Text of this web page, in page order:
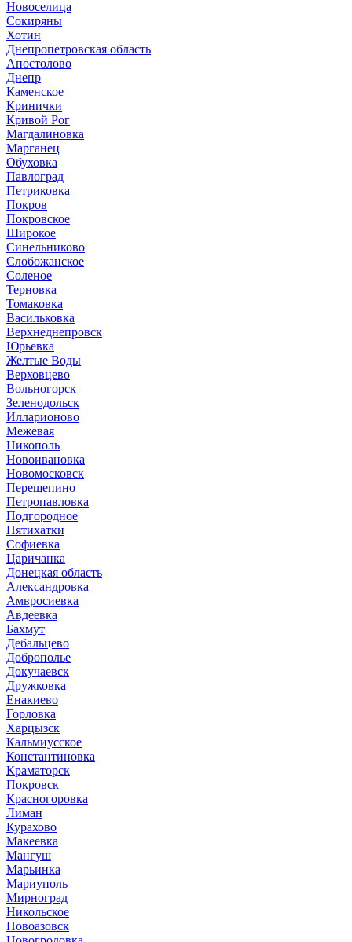
Новоселица
Сокиряны
Хотин
Днепропетровская область
Апостолово
Днепр
Каменское
Кринички
Кривой Рог
Магдалиновка
Марганец
Обуховка
Павлоград
Петриковка
Покров
Покровское
Широкое
Синельниково
Слобожанское
Соленое
Терновка
Томаковка
Васильковка
Верхнеднепровск
Юрьевка
Желтые Воды
Верховцево
Вольногорск
Зеленодольск
Илларионово
Межевая
Никополь
Новоивановка
Новомосковск
Перещепино
Петропавловка
Подгородное
Пятихатки
Софиевка
Царичанка
Донецкая область
Александровка
Амвросиевка
Авдеевка
Бахмут
Дебальцево
Доброполье
Докучаевск
Дружковка
Енакиево
Горловка
Харцызск
Кальмиусское
Константиновка
Краматорск
Покровск
Красногоровка
Лиман
Курахово
Макеевка
Мангуш
Марьинка
Мариуполь
Мирноград
Никольское
Новоазовск